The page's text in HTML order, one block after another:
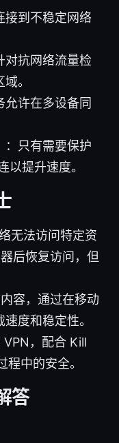
接到不稳定网络
对抗网络流量检
。
允许在多设备同
：只有需要保护
以提升速度。
无法访问特定资
后恢复访问，但
容，通过在移动
度和稳定性。
，配合 Kill
中的安全。
答